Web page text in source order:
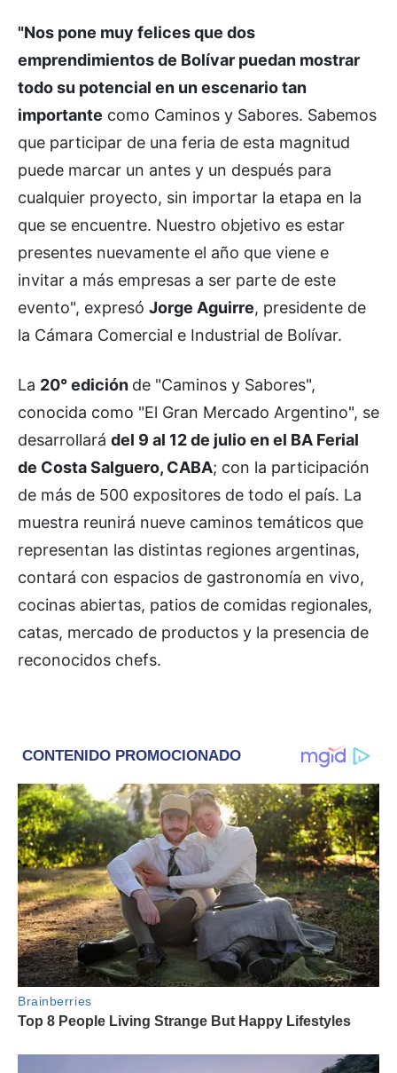
"Nos pone muy felices que dos
emprendimientos de Bolívar puedan mostrar
todo su potencial en un escenario tan
importante como Caminos y Sabores. Sabemos
que participar de una feria de esta magnitud
puede marcar un antes y un después para
cualquier proyecto, sin importar la etapa en la
que se encuentre. Nuestro objetivo es estar
presentes nuevamente el año que viene e
invitar a más empresas a ser parte de este
evento", expresó Jorge Aguirre, presidente de
la Cámara Comercial e Industrial de Bolívar.
La 20° edición de "Caminos y Sabores",
conocida como "El Gran Mercado Argentino", se
desarrollará del 9 al 12 de julio en el BA Ferial
de Costa Salguero, CABA; con la participación
de más de 500 expositores de todo el país. La
muestra reunirá nueve caminos temáticos que
representan las distintas regiones argentinas,
contará con espacios de gastronomía en vivo,
cocinas abiertas, patios de comidas regionales,
catas, mercado de productos y la presencia de
reconocidos chefs.